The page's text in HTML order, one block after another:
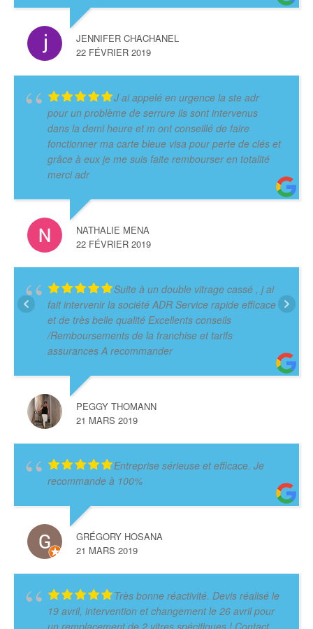
JENNIFER CHACHANEL
22 FÉVRIER 2019
J ai appelé en urgence la ste adr
pour un problème de serrure ils sont intervenus
dans la demi heure et m ont conseillé de faire
fonctionner ma carte bleue visa pour perte de clés et
grâce à eux je me suis faite rembourser en totalité
merci adr
NATHALIE MENA
22 FÉVRIER 2019
Suite à un double vitrage cassé , j ai
fait intervenir la société ADR Service rapide efficace
et de très belle qualité Excellents conseils
/Remboursements de la franchise et tarifs
assurances A recommander
PEGGY THOMANN
21 MARS 2019
Entreprise sérieuse et efficace. Je
recommande à 100%
GRÉGORY HOSANA
21 MARS 2019
Très bonne réactivité. Devis réalisé le
19 avril, intervention et changement le 26 avril pour
un remplacement de 2 vitres spécifiques ! Contact